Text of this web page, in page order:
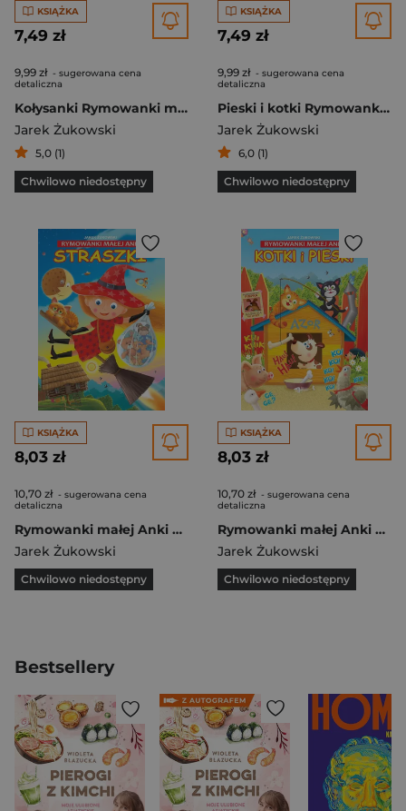
KSIĄŻKA
7,49 zł
9,99 zł - sugerowana cena
detaliczna
Kołysanki Rymowanki mini
Jarek Żukowski
5,0 (1)
Chwilowo niedostępny
KSIĄŻKA
7,49 zł
9,99 zł - sugerowana cena
detaliczna
Pieski i kotki Rymowanki mini
Jarek Żukowski
6,0 (1)
Chwilowo niedostępny
KSIĄŻKA
8,03 zł
10,70 zł - sugerowana cena
detaliczna
Rymowanki małej Anki Straszki
Jarek Żukowski
Chwilowo niedostępny
KSIĄŻKA
8,03 zł
10,70 zł - sugerowana cena
detaliczna
Rymowanki małej Anki Kotki i pieski
Jarek Żukowski
Chwilowo niedostępny
Bestsellery